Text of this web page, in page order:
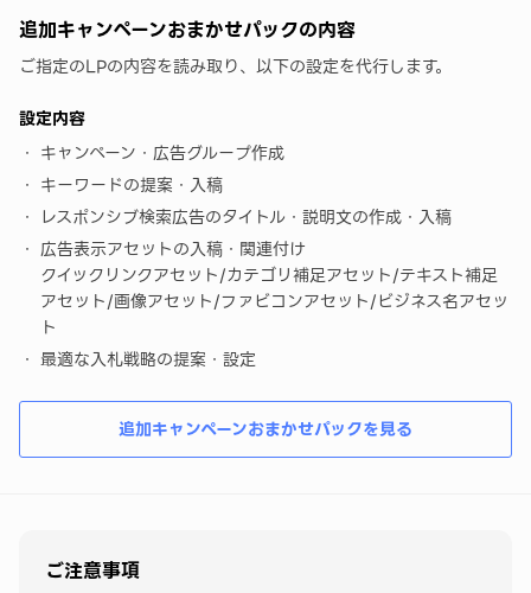
追加キャンペーンおまかせパックの内容
ご指定のLPの内容を読み取り、以下の設定を代行します。
設定内容
キャンペーン・広告グループ作成
キーワードの提案・入稿
レスポンシブ検索広告のタイトル・説明文の作成・入稿
広告表示アセットの入稿・関連付け
クイックリンクアセット/カテゴリ補足アセット/テキスト補足
アセット/画像アセット/ファビコンアセット/ビジネス名アセッ
ト
最適な入札戦略の提案・設定
追加キャンペーンおまかせパックを見る
ご注意事項